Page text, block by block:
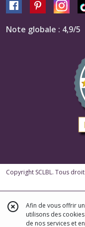
Note globale : 4,9/5
Copyright SCLBL. Tous
Afin de vous offrir
utilisons des
de nos services et